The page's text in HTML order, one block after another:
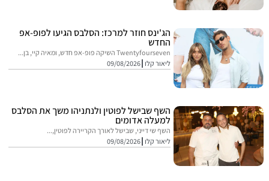
הג'ינס חוזר למרכז: הסלבס הגיעו לפופ-אפ
החדש
Twentyfourseven השיקה פופ-אפ חדש, ומאיה קיי, בן...
ליאור קלו 09/08/2026
השף שבישל לפוטין ולנתניהו משך את הסלבס
למעלה אדומים
השף שי דייני, שבישל לאורך הקריירה לפוטין,...
ליאור קלו 09/08/2026